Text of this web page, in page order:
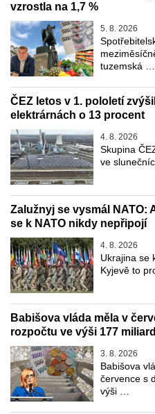
vzrostla na 1,7 %
5. 8. 2026
tuzemská …
ČEZ letos v 1. pololetí
elektrárnách o 13 procent
4. 8. 2026
Skupina
ve
Zalužnyj se vysmál NATO:
se k NATO nikdy nepřipojí
4. 8. 2026
Ukrajina se
Kyjevě to
Babišova vláda měla v
rozpočtu ve výši 177
3. 8. 2026
Babišova
července s
výši …